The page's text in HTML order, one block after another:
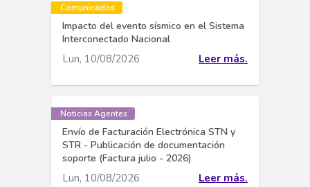
Comunicados
Impacto del evento sísmico en el Sistema
Interconectado Nacional
Lun, 10/08/2026 Leer más.
Noticias Agentes
Envío de Facturación Electrónica STN y
STR - Publicación de documentación
soporte (Factura julio - 2026)
Lun, 10/08/2026 Leer más.